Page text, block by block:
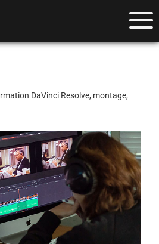
DaVinci Resolve, montage,